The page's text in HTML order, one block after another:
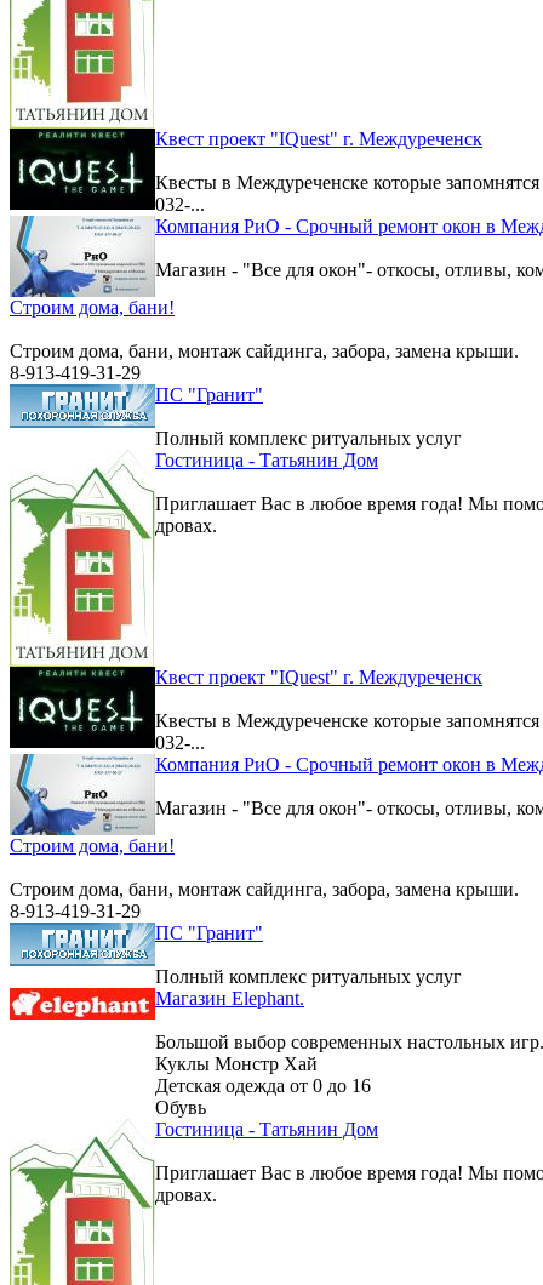
Квест проект "IQuest" г. Междуреченск
Квесты в Междуреченске которые
032-...
Компания РиО - Срочный ремонт окон в
Магазин - "Все для окон"- откосы, отливы,
Строим дома, бани!
Строим дома, бани, монтаж сайдинга, забора, замена крыши.
8-913-419-31-29
ПС "Гранит"
Полный комплекс ритуальных услуг
Гостиница - Татьянин Дом
Приглашает Вас в любое время года! Мы
дровах.
Квест проект "IQuest" г. Междуреченск
Квесты в Междуреченске которые
032-...
Компания РиО - Срочный ремонт окон в
Магазин - "Все для окон"- откосы, отливы,
Строим дома, бани!
Строим дома, бани, монтаж сайдинга, забора, замена крыши.
8-913-419-31-29
ПС "Гранит"
Полный комплекс ритуальных услуг
Магазин Elephant.
Большой выбор современных настольных игр.
Куклы Монстр Хай
Детская одежда от 0 до 16
Обувь
Гостиница - Татьянин Дом
Приглашает Вас в любое время года! Мы
дровах.